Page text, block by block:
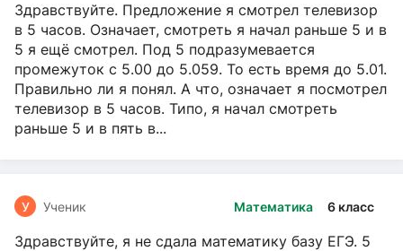
Здравствуйте. Предложение я смотрел телевизор
в 5 часов. Означает, смотреть я начал раньше 5 и в
5 я ещё смотрел. Под 5 подразумевается
промежуток с 5.00 до 5.059. То есть время до 5.01.
Правильно ли я понял. А что, означает я посмотрел
телевизор в 5 часов. Типо, я начал смотреть
раньше 5 и в пять в...
Математика 6 класс
У Ученик
Здравствуйте, я не сдала математику базу ЕГЭ. 5